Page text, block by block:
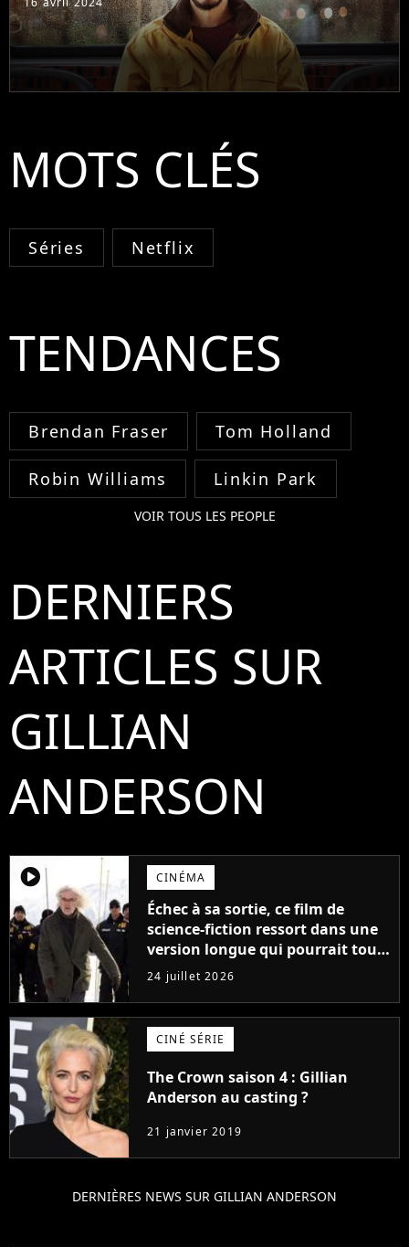
MOTS CLÉS
Séries Netflix
TENDANCES
Brendan Fraser Tom Holland
Robin Williams Linkin Park
VOIR TOUS LES PEOPLE
DERNIERS
ARTICLES SUR
GILLIAN
ANDERSON
player2 CINÉMA
Échec à sa sortie, ce film de
science-fiction ressort dans une
version longue qui pourrait tout
changer
24 juillet 2026
CINÉ SÉRIE
The Crown saison 4 : Gillian
Anderson au casting ?
21 janvier 2019
DERNIÈRES NEWS SUR GILLIAN ANDERSON